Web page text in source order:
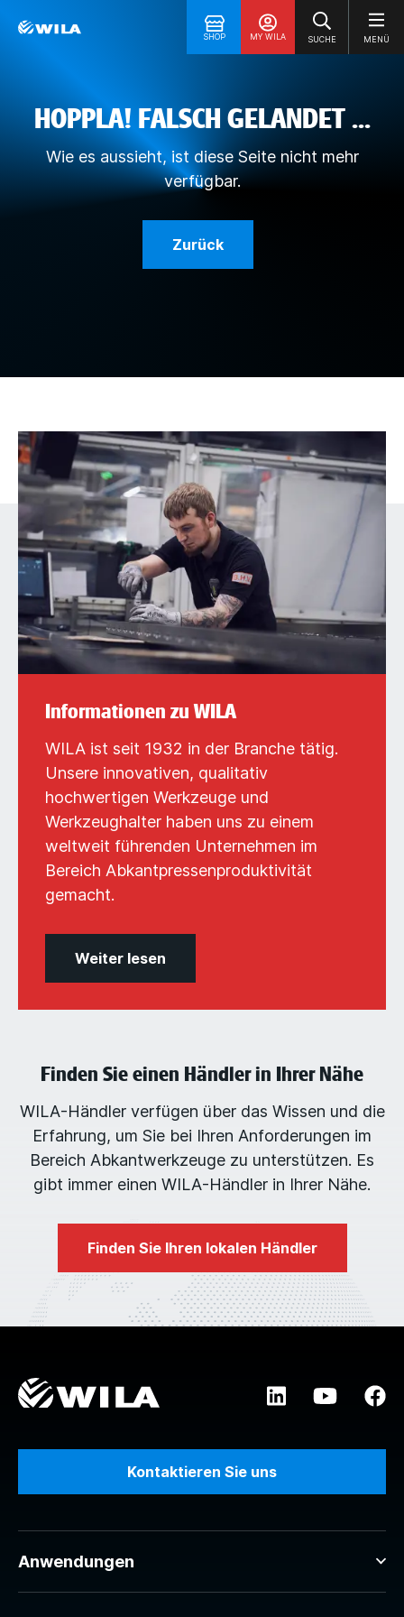
SHOP MY WILA SUCHE MENÜ
HOPPLA! FALSCH GELANDET ...
Wie es aussieht, ist diese Seite nicht mehr
verfügbar.
Zurück
Informationen zu WILA
WILA ist seit 1932 in der Branche tätig.
Unsere innovativen, qualitativ
hochwertigen Werkzeuge und
Werkzeughalter haben uns zu einem
weltweit führenden Unternehmen im
Bereich Abkantpressenproduktivität
gemacht.
Weiter lesen
Finden Sie einen Händler in Ihrer Nähe
WILA-Händler verfügen über das Wissen und die
Erfahrung, um Sie bei Ihren Anforderungen im
Bereich Abkantwerkzeuge zu unterstützen. Es
gibt immer einen WILA-Händler in Ihrer Nähe.
Finden Sie Ihren lokalen Händler
Kontaktieren Sie uns
Anwendungen